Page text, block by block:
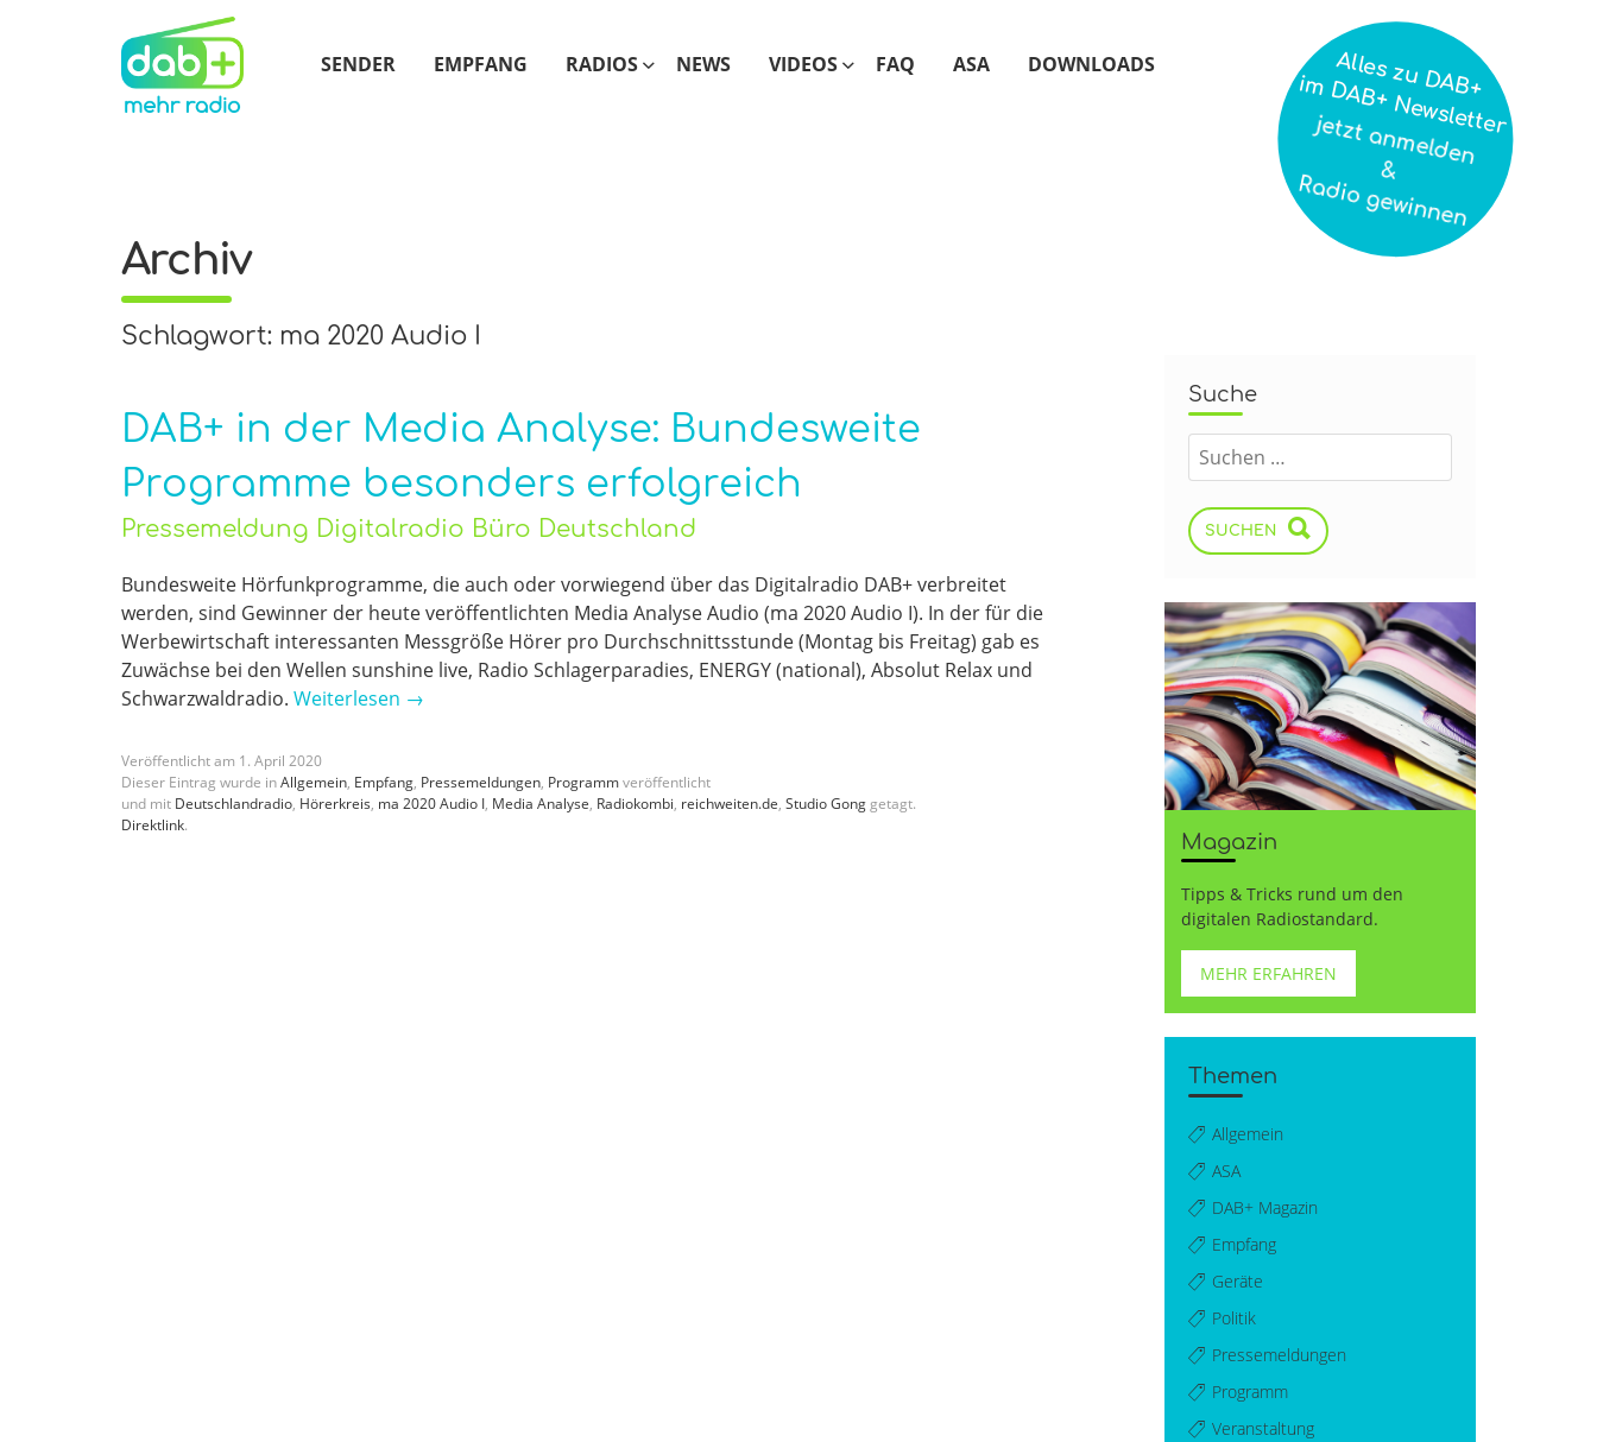
SENDER EMPFANG RADIOS NEWS VIDEOS FAQ ASA DOWNLOADS
Archiv
Schlagwort: ma 2020 Audio I
DAB+ in der Media Analyse: Bundesweite
Programme besonders erfolgreich
Pressemeldung Digitalradio Büro Deutschland
Bundesweite Hörfunkprogramme, die auch oder vorwiegend über das Digitalradio DAB+ verbreitet
werden, sind Gewinner der heute veröffentlichten Media Analyse Audio (ma 2020 Audio I). In der für die
Werbewirtschaft interessanten Messgröße Hörer pro Durchschnittsstunde (Montag bis Freitag) gab es
Zuwächse bei den Wellen sunshine live, Radio Schlagerparadies, ENERGY (national), Absolut Relax und
Schwarzwaldradio. Weiterlesen →
Veröffentlicht am 1 . April 2020
Dieser Eintrag wurde inAllgemein, Empfang, Pressemeldungen, Programmveröffentlicht
und mit Deutschlandradio, Hörerkreis, ma 2020 Audio I, Media Analyse, Radiokombi, reichweiten.de, Studio Gong getagt.
Direktlink.
Suche
SUCHEN
Magazin
Tipps & Tricks rund um den
digitalen Radiostandard.
MEHR ERFAHREN
Themen
Allgemein
ASA
DAB+ Magazin
Empfang
Geräte
Politik
Pressemeldungen
Programm
Veranstaltung
Alles zu DAB+
im DAB+ Newsletter
jetzt anmelden
&
Radio gewinnen